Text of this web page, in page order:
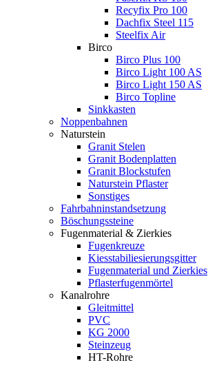
Recyfix Pro 100
Dachfix Steel 115
Steelfix Air
Birco
Birco Plus 100
Birco Light 100 AS
Birco Light 150 AS
Birco Topline
Sinkkasten
Noppenbahnen
Naturstein
Granit Stelen
Granit Bodenplatten
Granit Blockstufen
Naturstein Pflaster
Sonstiges
Fahrbahninstandsetzung
Böschungssteine
Fugenmaterial & Zierkies
Fugenkreuze
Kiesstabiliesierungsgitter
Fugenmaterial und Zierkies
Pflasterfugenmörtel
Kanalrohre
Gleitmittel
PVC
KG 2000
Steinzeug
HT-Rohre